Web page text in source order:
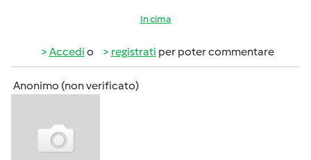
In cima
Accedi o registrati per poter commentare
Anonimo (non verificato)